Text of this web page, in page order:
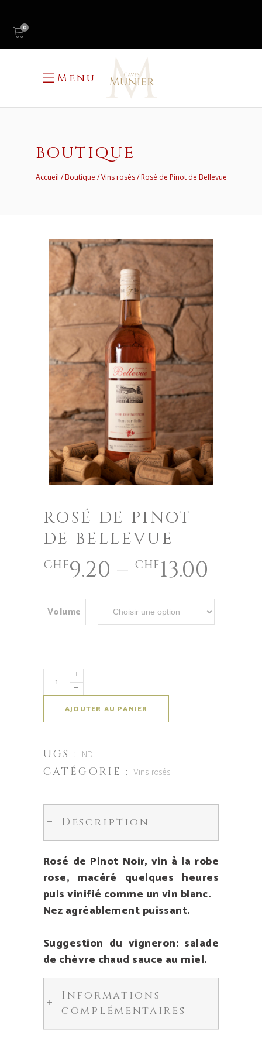
0
Menu
BOUTIQUE
Accueil Boutique Vins rosés Rosé de Pinot de Bellevue
ROSÉ DE PINOT
DE BELLEVUE
CHF9.20 – CHF13.00
Volume
AJOUTER AU PANIER
UGS : ND
CATÉGORIE :Vins rosés
Description
Rosé de Pinot Noir, vin à la robe
rose, macéré quelques heures
puis vinifié comme un vin blanc.
Nez agréablement puissant.
Suggestion du vigneron: salade
de chèvre chaud sauce au miel.
Informations
complémentaires